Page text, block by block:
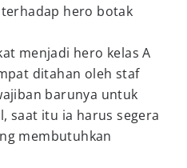
hero botak
menjadi hero kelas A
ditahan oleh staf
barunya untuk
saat itu ia harus segera
membutuhkan